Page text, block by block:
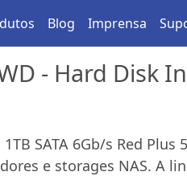
Blog Imprensa
- Hard Disk
SATA 6Gb/s Red
e storages NAS. A